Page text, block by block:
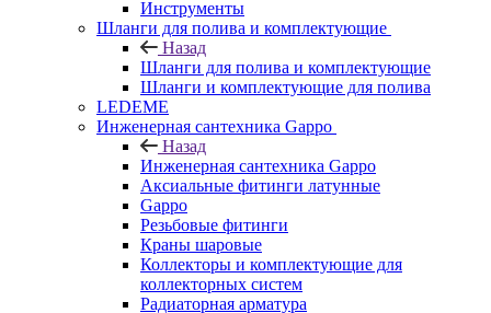
Инструменты
Шланги для полива и комплектующие
Назад
Шланги для полива и комплектующие
Шланги и комплектующие для полива
LEDEME
Инженерная сантехника Gappo
Назад
Инженерная сантехника Gappo
Аксиальные фитинги латунные
Gappo
Резьбовые фитинги
Краны шаровые
Коллекторы и комплектующие для
коллекторных систем
Радиаторная арматура